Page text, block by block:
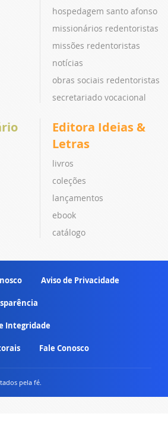
hospedagem santo afonso
missionários redentoristas
missões redentoristas
notícias
obras sociais redentoristas
secretariado vocacional
Editora Ideias &
Letras
livros
coleções
lançamentos
ebook
catálogo
Aviso de Privacidade
Integridade
Fale Conosco
pela fé.